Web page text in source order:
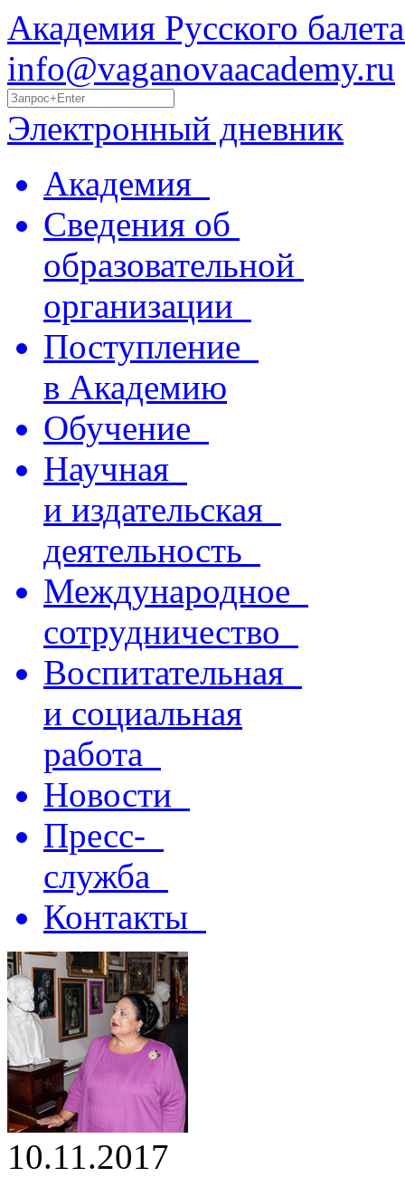
Академия Русского
info@vaganovaacademy.ru
Электронный дневник
Академия
Сведения об
образовательной
организации
Поступление
в Академию
Обучение
Научная
и издательская
деятельность
Международное
сотрудничество
Воспитательная
и социальная
работа
Новости
Пресс-
служба
Контакты
10.11.2017